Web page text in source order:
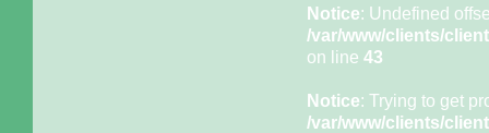
Notice: Undefined
/var/www/clients/
on line 43
Notice: Trying to get
/var/www/clients/